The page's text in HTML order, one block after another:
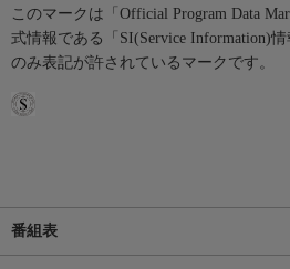
このマークは「Official Program Data
式情報である「SI(Service Information)
のみ表記が許されているマークです。
番組表